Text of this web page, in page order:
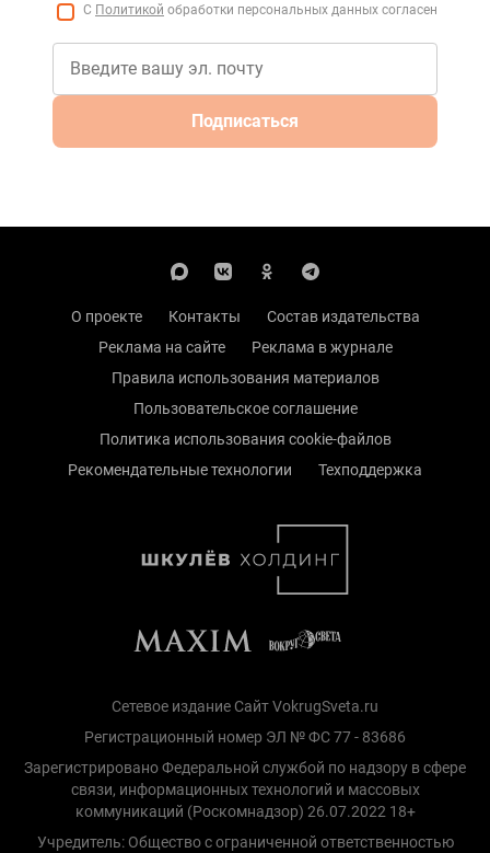
С Политикой обработки персональных данных согласен
Подписаться
О проекте Контакты
Состав издательства
Реклама на сайте
Реклама в журнале
Правила использования материалов
Пользовательское соглашение
Политика использования cookie-файлов
Рекомендательные технологии
Техподдержка
Сетевое издание Сайт VokrugSveta.ru
Регистрационный номер ЭЛ № ФС 77 - 83686
Зарегистрировано Федеральной службой по надзору в сфере
связи, информационных технологий и массовых
коммуникаций (Роскомнадзор) 26.07.2022 18+
Учредитель: Общество с ограниченной ответственностью